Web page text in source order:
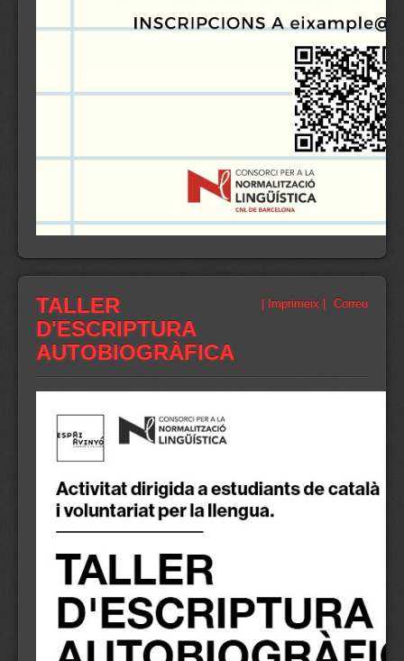
Correu
| Imprimeix |
TALLER
D'ESCRIPTURA
AUTOBIOGRÀFICA